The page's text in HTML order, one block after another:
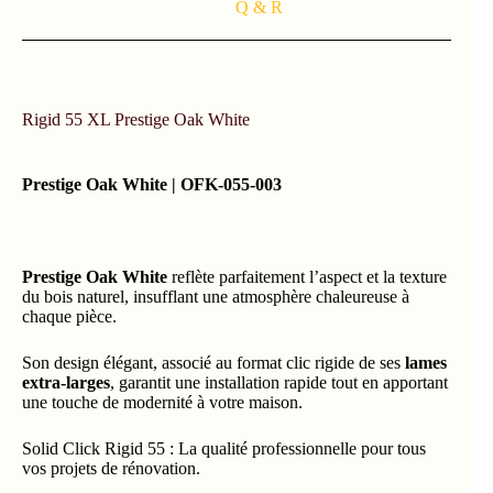
Q & R
Rigid 55 XL Prestige Oak White
Prestige Oak White | OFK-055-003
Prestige Oak White reflète parfaitement l’aspect et la texture
du bois naturel, insufflant une atmosphère chaleureuse à
chaque pièce.
Son design élégant, associé au format clic rigide de ses lames
extra-larges, garantit une installation rapide tout en apportant
une touche de modernité à votre maison.
Solid Click Rigid 55 : La qualité professionnelle pour tous
vos projets de rénovation.